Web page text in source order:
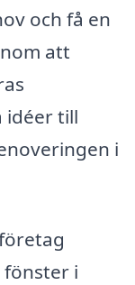
och få en
att
idéer till
i
i